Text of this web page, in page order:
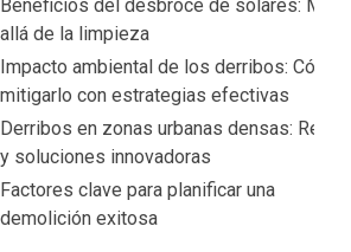
Beneficios del desbroce de solares: Más
allá de la limpieza
Impacto ambiental de los derribos: Cómo
mitigarlo con estrategias efectivas
Derribos en zonas urbanas densas: Retos
y soluciones innovadoras
Factores clave para planificar una
demolición exitosa